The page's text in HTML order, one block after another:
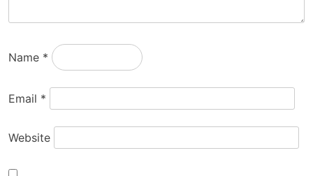
Name *
Email *
Website